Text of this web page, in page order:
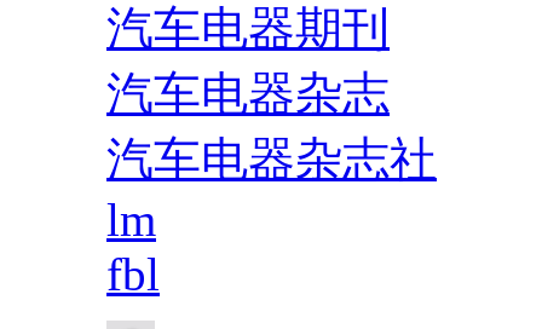
汽车电器期刊
汽车电器杂志
汽车电器杂志社
lm
fbl